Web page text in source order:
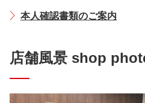
本人確認書類のご案内
店舗風景 shop